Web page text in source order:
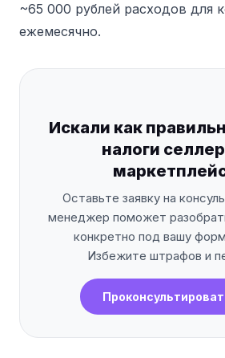
~65 000 рублей расходов для
ежемесячно.
Искали как
налоги
Оставьте заявку на
менеджер поможет
конкретно под вашу
Избежите штрафов и